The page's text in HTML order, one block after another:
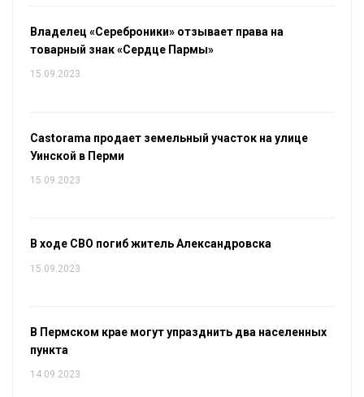
Владелец «Сереброники» отзывает права на
товарный знак «Сердце Пармы»
15.09.2023
Castorama продает земельный участок на улице
Уинской в Перми
15.09.2023
В ходе СВО погиб житель Александровска
15.09.2023
В Пермском крае могут упразднить два населенных
пункта
14.09.2023